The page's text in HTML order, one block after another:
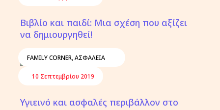
Βιβλίο και παιδί: Μια σχέση που αξίζει
να δημιουργηθεί!
FAMILY CORNER,ΑΣΦΆΛΕΙΑ
10 Σεπτεμβρίου 2019
Υγιεινό και ασφαλές περιβάλλον στο